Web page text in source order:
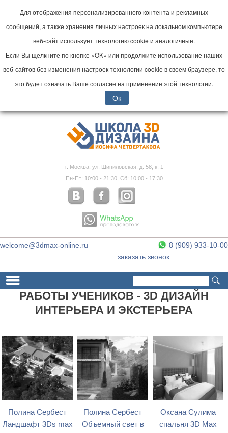
Для отображения персонализированного контента и рекламных
сообщений, а также хранения личных настроек на локальном компьютере
веб-сайт использует технологию cookie и аналогичные.
Если Вы щелкните по кнопке «OK» или продолжите использование наших
веб-сайтов без изменения настроек технологии cookie в своем браузере, то
это будет означать Ваше согласие на применение этой технологии.
Ок
г. Москва, ул. Шипиловская, д. 58, к. 1
Пн-Пт: 10:00 - 21:30, Сб: 10:00 - 17:30
welcome@3dmax-online.ru
8 (909) 933-10-00
заказать звонок
РАБОТЫ УЧЕНИКОВ - 3D ДИЗАЙН
ИНТЕРЬЕРА И ЭКСТЕРЬЕРА
Полина Сербест
Ландшафт 3Ds max
Полина Сербест
Объемный свет в
Оксана Сулима
спальня 3D Max